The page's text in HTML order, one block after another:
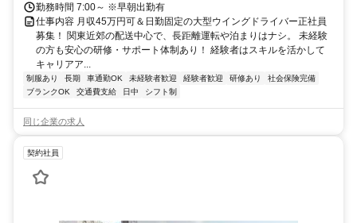
勤務時間 7:00～ ※早朝出勤有
仕事内容 月収45万円可＆日勤固定の大型ウイングドライバー正社員
募集！ 関東近郊の配送中心で、長距離運転や泊まりはナシ。 未経験
の方も安心の研修・サポート体制あり！ 経験者はスキルを活かして
キャリアア...
制服あり 長期 車通勤OK 未経験者歓迎 経験者歓迎 研修あり
社会保険完備
ブランクOK
交通費支給 日中 シフト制
同じ企業の求人
契約社員